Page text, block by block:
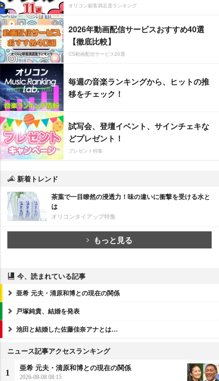
オリコン顧客満足度ランキング
2026年動画配信サービスおすすめ40選
【徹底比較】
CS動画配信サービス20選
毎週の音楽ランキングから、ヒットの推
移をチェック！
試写会、登壇イベント、サインチェキな
どプレゼント！
プレゼント特集
新着トレンド
茶葉で一目瞭然の浸透力！味の違いに衝撃を受ける水と
は
オリコンタイアップ特集
もっと見る
今、読まれている記事
亜希 元夫・清原和博との現在の関係
戸塚純貴、結婚を発表
池田と結婚した佐藤佳奈アナとは…
ニュース記事アクセスランキング
1
亜希 元夫・清原和博との現在の関係
2026-08-08 08:15